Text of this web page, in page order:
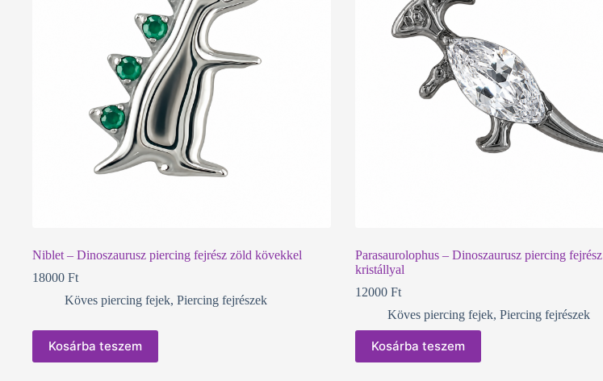
Niblet – Dinoszaurusz piercing fejrész zöld kövekkel
18000 Ft
Köves piercing fejek, Piercing fejrészek
Kosárba teszem
Parasaurolophus – Dinoszaurusz piercing fejrész
kristállyal
12000 Ft
Köves piercing fejek, Piercing fejrészek
Kosárba teszem